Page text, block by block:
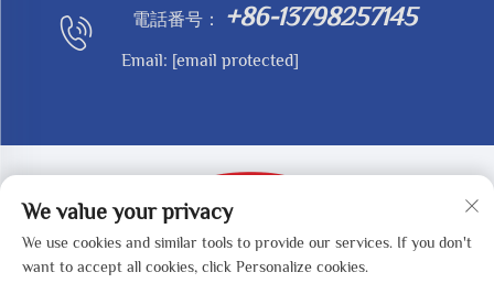
電話番号： +86-13798257145
Email: [email protected]
Copyright © 2025 by SHENZHEN REDY-MED
TECHNOLOGY CO.,LTD - プライバシーポリシー
We value your privacy
We use cookies and similar tools to provide our services. If you don't
want to accept all cookies, click Personalize cookies.